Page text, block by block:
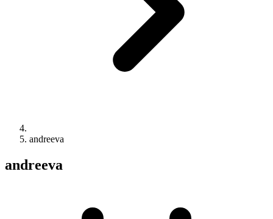
andreeva
andreeva